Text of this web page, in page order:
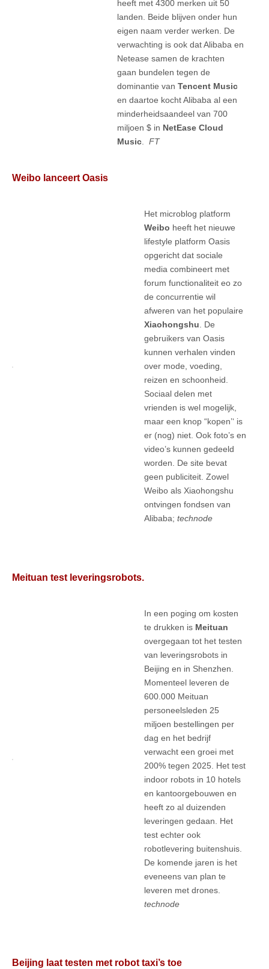
heeft met 4300 merken uit 50
landen. Beide blijven onder hun
eigen naam verder werken. De
verwachting is ook dat Alibaba en
Netease samen de krachten
gaan bundelen tegen de
dominantie vanTencent Music
en daartoe kocht Alibaba al een
minderheidsaandeel van 700
miljoen $ in NetEase Cloud
Music .FT
Weibo lanceert Oasis
Het microblog platform
Weibo heeft het nieuwe
lifestyle platform Oasis
opgericht dat sociale
media combineert met
forum functionaliteit eo zo
de concurrentie wil
afweren van het populaire
Xiaohongshu. De
gebruikers van Oasis
kunnen verhalen vinden
over mode, voeding,
reizen en schoonheid.
Sociaal delen met
vrienden is wel mogelijk,
maar een knop “kopen’‘ is
er (nog) niet. Ook foto’s en
video’s kunnen gedeeld
worden. De site bevat
geen publiciteit. Zowel
Weibo als Xiaohongshu
ontvingen fondsen van
Alibaba;technode
Meituan test leveringsrobots.
In een poging om kosten
te drukken is Meituan
overgegaan tot het testen
van leveringsrobots in
Beijing en in Shenzhen.
Momenteel leveren de
600.000 Meituan
personeelsleden 25
miljoen bestellingen per
dag en het bedrijf
verwacht een groei met
200% tegen 2025. Het test
indoor robots in 10 hotels
en kantoorgebouwen en
heeft zo al duizenden
leveringen gedaan. Het
test echter ook
robotlevering buitenshuis.
De komende jaren is het
eveneens van plan te
leveren met drones.
technode
Beijing laat testen met robot taxi’s toe